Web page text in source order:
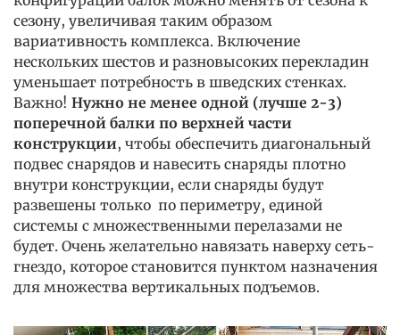
сезону, увеличивая таким образом
вариативность комплекса. Включение
нескольких шестов и разновысоких перекладин
уменьшает потребность в шведских стенках.
Важно! Нужно не менее одной (лучше 2-3)
поперечной балки по верхней части
конструкции, чтобы обеспечить диагональный
подвес снарядов и навесить снаряды плотно
внутри конструкции, если снаряды будут
развешены только по периметру, единой
системы с множественными перелазами не
будет. Очень желательно навязать наверху сеть-
гнездо, которое становится пунктом назначения
для множества вертикальных подъемов.